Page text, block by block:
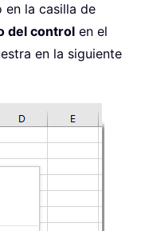
en la casilla de
del control en el
en la siguiente